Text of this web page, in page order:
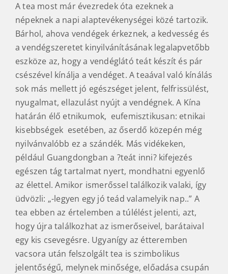
A tea most már évezredek óta ezeknek a
népeknek a napi alaptevékenységei közé tartozik.
Bárhol, ahova vendégek érkeznek, a kedvesség és
a vendégszeretet kinyilvánításának legalapvetőbb
eszköze az, hogy a vendéglátó teát készít és pár
csészével kínálja a vendéget. A teaával való kínálás
sok más mellett jó egészséget jelent, felfrissülést,
nyugalmat, ellazulást nyújt a vendégnek. A Kína
határán élő etnikumok, eufemisztikusan: etnikai
kisebbségek esetében, az őserdő közepén még
nyilvánvalóbb ez a szándék. Más vidékeken,
például Guangdongban a ?teát inni? kifejezés
egészen tág tartalmat nyert, mondhatni egyenlő
az élettel. Amikor ismerőssel találkozik valaki, így
üdvözli: „-legyen egy jó teád valamelyik nap..” A
tea ebben az értelemben a túlélést jelenti, azt,
hogy újra találkozhat az ismerőseivel, barátaival
egy kis csevegésre. Ugyanígy az étteremben
vacsora után felszolgált tea is szimbolikus
jelentőségű, melynek minősége, előadása csupán